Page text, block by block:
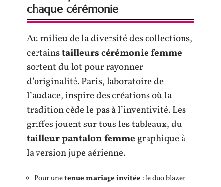
chaque cérémonie
Au milieu de la diversité des collections,
certainstailleurs cérémonie femme
sortent du lot pour rayonner
d’originalité. Paris, laboratoire de
l’audace, inspire des créations où la
tradition cède le pas à l’inventivité. Les
griffes jouent sur tous les tableaux, du
tailleur pantalon femme graphique à
la version jupe aérienne.
Pour unetenue mariage invitée : le duo blazer